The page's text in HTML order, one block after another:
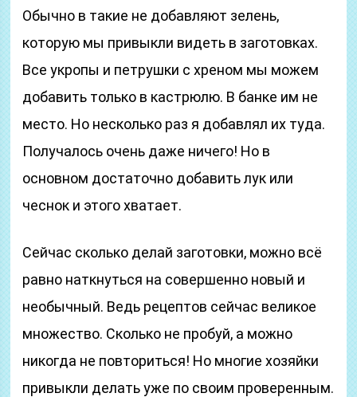
Обычно в такие не добавляют зелень,
которую мы привыкли видеть в заготовках.
Все укропы и петрушки с хреном мы можем
добавить только в кастрюлю. В банке им не
место. Но несколько раз я добавлял их туда.
Получалось очень даже ничего! Но в
основном достаточно добавить лук или
чеснок и этого хватает.
Сейчас сколько делай заготовки, можно всё
равно наткнуться на совершенно новый и
необычный. Ведь рецептов сейчас великое
множество. Сколько не пробуй, а можно
никогда не повториться! Но многие хозяйки
привыкли делать уже по своим проверенным.